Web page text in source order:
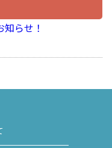
らせ！